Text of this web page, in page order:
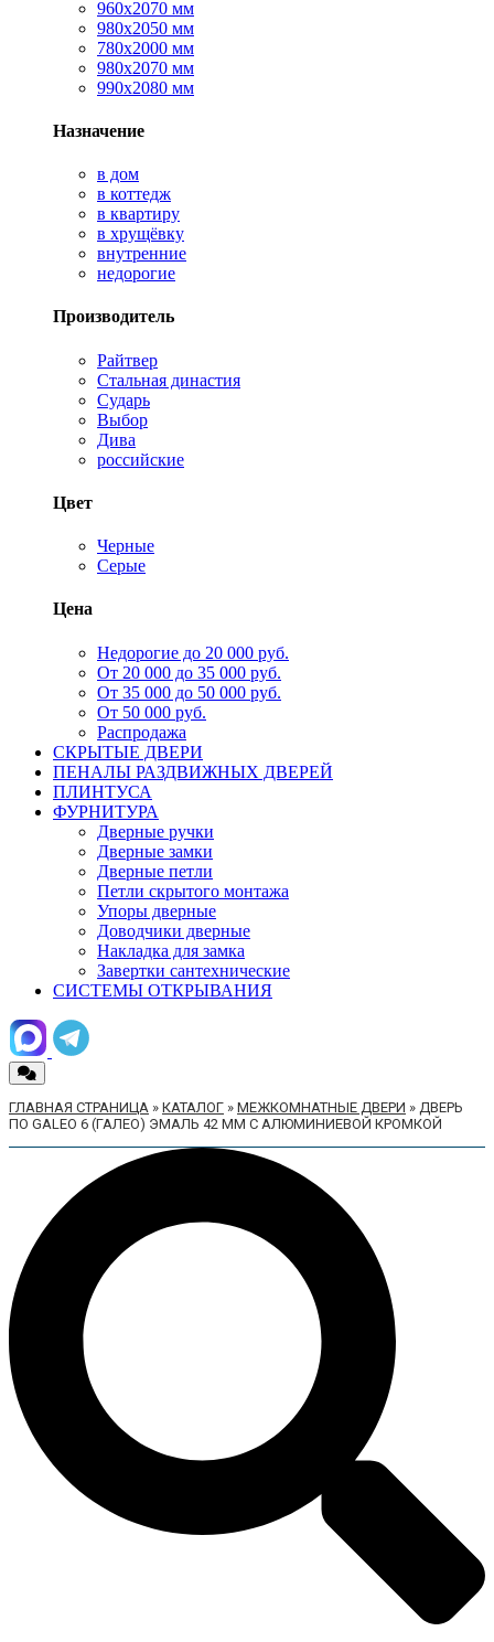
960х2070 мм
980х2050 мм
780х2000 мм
980х2070 мм
990х2080 мм
Назначение
в дом
в коттедж
в квартиру
в хрущёвку
внутренние
недорогие
Производитель
Райтвер
Стальная династия
Сударь
Выбор
Дива
российские
Цвет
Черные
Серые
Цена
Недорогие до 20 000 руб.
От 20 000 до 35 000 руб.
От 35 000 до 50 000 руб.
От 50 000 руб.
Распродажа
СКРЫТЫЕ ДВЕРИ
ПЕНАЛЫ РАЗДВИЖНЫХ ДВЕРЕЙ
ПЛИНТУСА
ФУРНИТУРА
Дверные ручки
Дверные замки
Дверные петли
Петли скрытого монтажа
Упоры дверные
Доводчики дверные
Накладка для замка
Завертки сантехнические
СИСТЕМЫ ОТКРЫВАНИЯ
ГЛАВНАЯ СТРАНИЦА » КАТАЛОГ » МЕЖКОМНАТНЫЕ ДВЕРИ » ДВЕРЬ
ПО GALEO 6 (ГАЛЕО) ЭМАЛЬ 42 ММ С АЛЮМИНИЕВОЙ КРОМКОЙ